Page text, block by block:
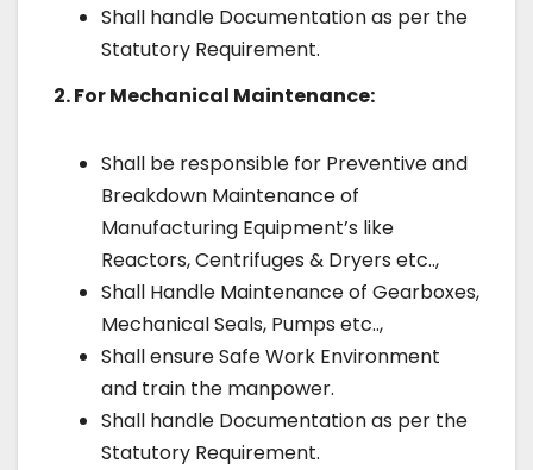
Shall handle Documentation as per the
Statutory Requirement.
2. For Mechanical Maintenance:
Shall be responsible for Preventive and
Breakdown Maintenance of
Manufacturing Equipment’s like
Reactors, Centrifuges & Dryers etc..,
Shall Handle Maintenance of Gearboxes,
Mechanical Seals, Pumps etc..,
Shall ensure Safe Work Environment
and train the manpower.
Shall handle Documentation as per the
Statutory Requirement.